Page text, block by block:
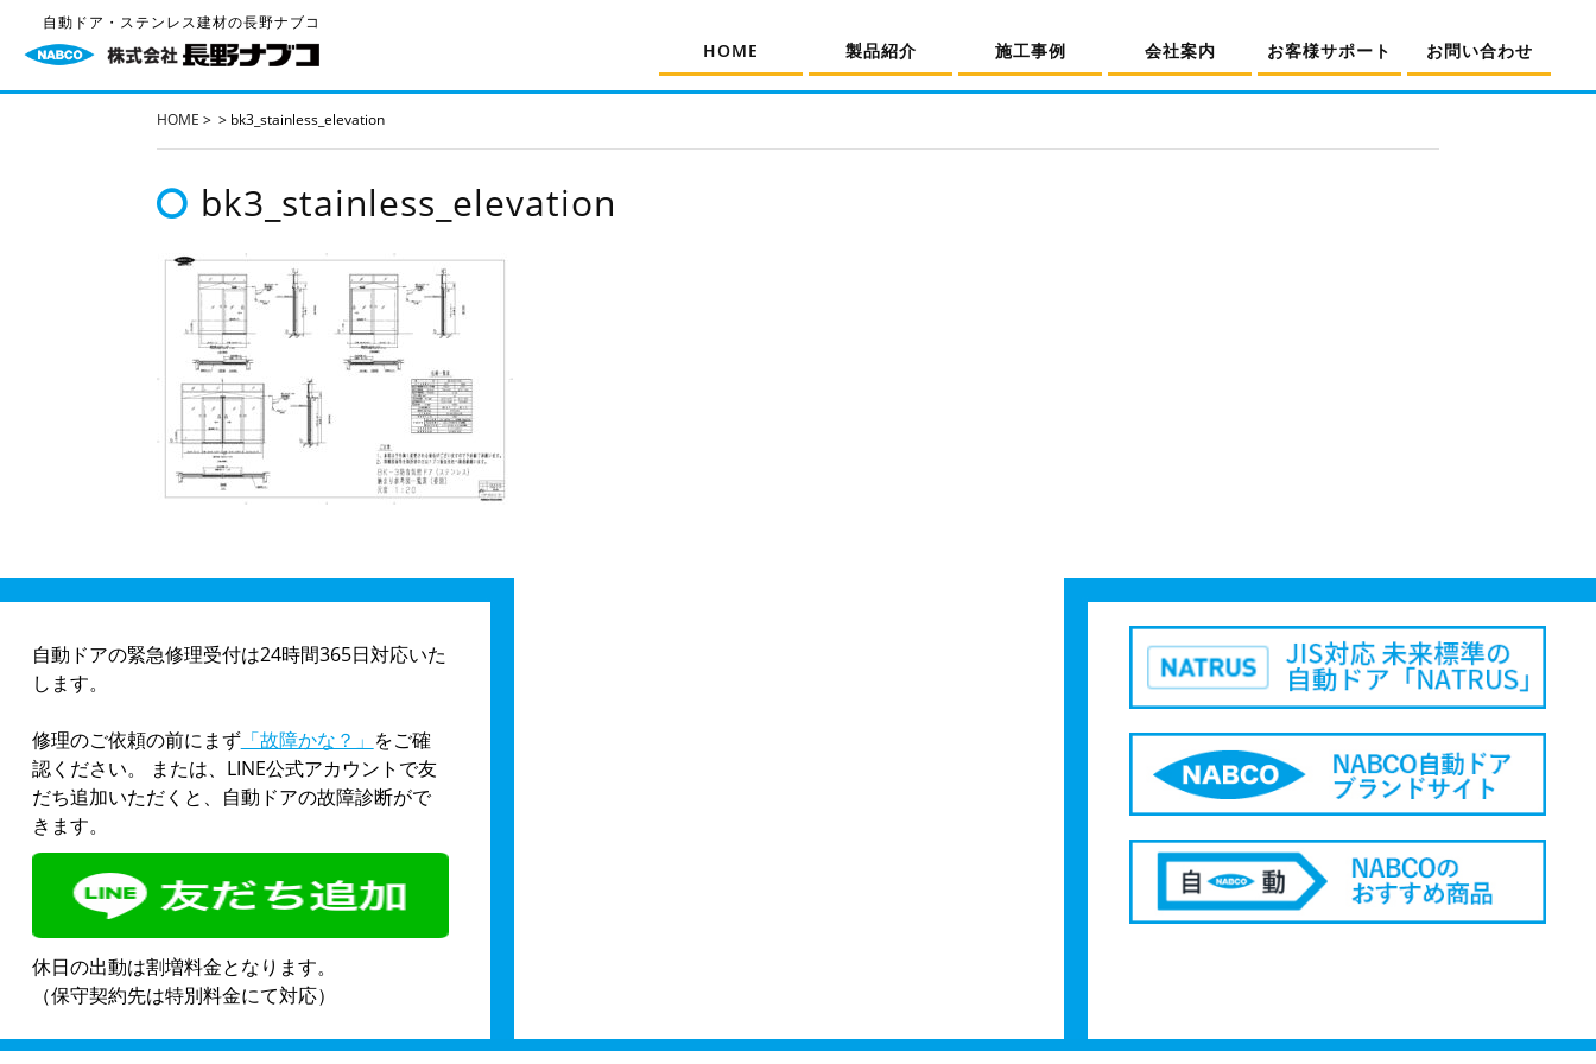
自動ドア・ステンレス建材の長野ナブコ
HOME 製品紹介 施工事例 会社案内 お客様サポート お問い合わせ
HOME > > bk3_stainless_elevation
bk3_stainless_elevation
自動ドアの緊急修理受付は24時間365日対応いた
します。
修理のご依頼の前にまず「故障かな？」 をご確
認ください。 または、LINE公式アカウントで友
だち追加いただくと、自動ドアの故障診断がで
きます。
休日の出動は割増料金となります。
（保守契約先は特別料金にて対応）